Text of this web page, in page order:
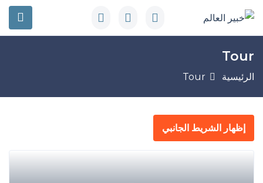
Tour
الرئيسية Tour
إظهار الشريط الجانبي